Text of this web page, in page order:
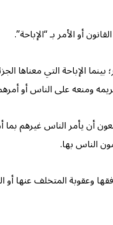
أو الأمر بـ “الإباحة”.
الإباحة التي معناها
ومنعه على الناس أو
أن يأمر الناس غيرهم بما
الناس بها.
المتخلف عنها أو